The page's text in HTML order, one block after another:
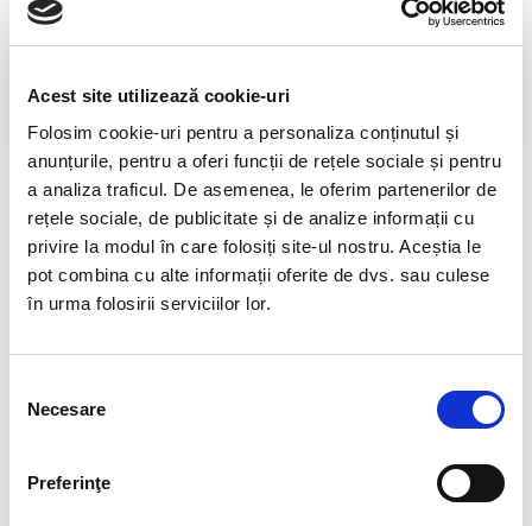
Acest site utilizează cookie-uri
Folosim cookie-uri pentru a personaliza conținutul și
anunțurile, pentru a oferi funcții de rețele sociale și pentru
a analiza traficul. De asemenea, le oferim partenerilor de
rețele sociale, de publicitate și de analize informații cu
privire la modul în care folosiți site-ul nostru. Aceștia le
pot combina cu alte informații oferite de dvs. sau culese
în urma folosirii serviciilor lor.
consimțământului
Necesare
Preferinţe
pentru toate produsele
DESCRIERE PRODUS
Cristal natural 100 %.
Cristal Unicat. Veti primi exact produsul din imagine.
mobilului/tabletei/laptopului dumneavoastra.
RECENZII CLIENTI